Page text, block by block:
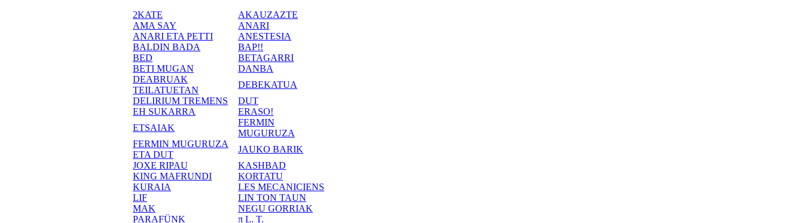
2KATE
AKAUZAZTE
AMA SAY
ANARI
ANARI ETA PETTI
ANESTESIA
BALDIN BADA
BAP!!
BED
BETAGARRI
BETI MUGAN
DANBA
DEABRUAK
TEILATUETAN
DEBEKATUA
DELIRIUM TREMENS
DUT
EH SUKARRA
ERASO!
ETSAIAK
FERMIN
MUGURUZA
FERMIN MUGURUZA
ETA DUT
JAUKO BARIK
JOXE RIPAU
KASHBAD
KING MAFRUNDI
KORTATU
KURAIA
LES MECANICIENS
LIF
LIN TON TAUN
MAK
NEGU GORRIAK
PARAFÜNK
π L. T.